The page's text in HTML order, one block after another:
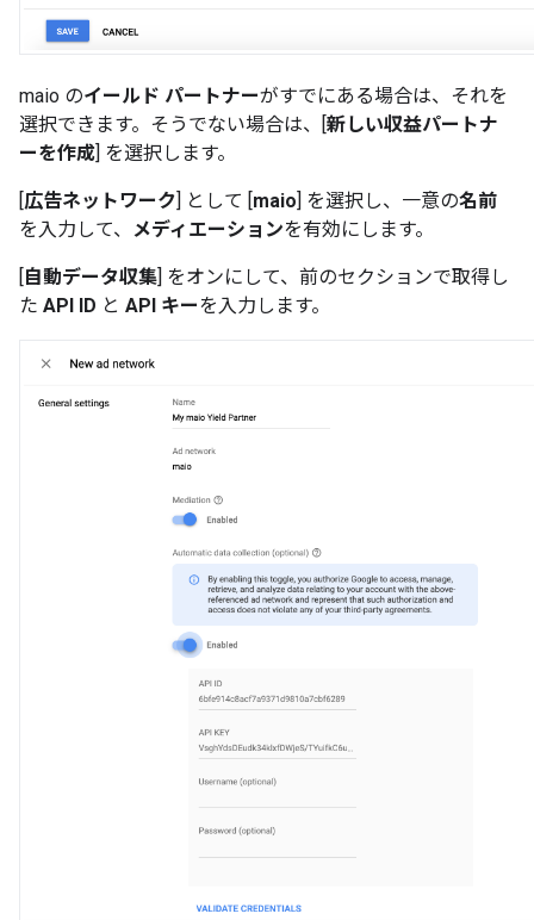
maio のイールド パートナーがすでにある場合は、それを
選択できます。そうでない場合は、[新しい収益パートナ
ーを作成] を選択します。
[広告ネットワーク] として [maio] を選択し、一意の名前
を入力して、 メディエーションを有効にします。
[自動データ収集] をオンにして、前のセクションで取得し
た API ID と API キーを入力します。